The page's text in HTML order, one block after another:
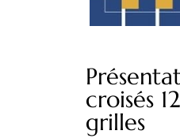
croisés
grilles